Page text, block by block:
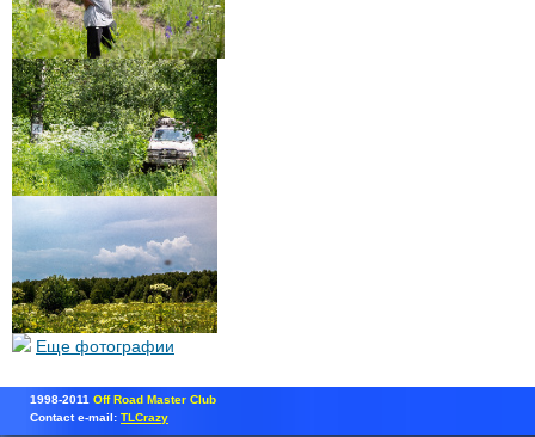
Еще фотографии
1998-2011 Off Road Master Club
Contact e-mail: TLCrazy